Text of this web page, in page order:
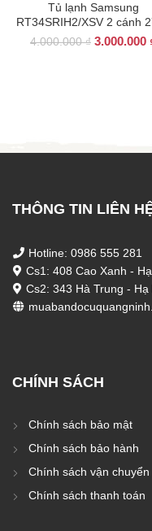
Tủ lạnh Samsung
RT34SRIH2/XSV 2 cánh
4.000.000₫ Giá
3.000.000
THÔNG TIN LIÊN
Hotline: 0986 555 281
Cs1: 408 Cao Xanh -
Cs2: 343 Hà Trung -
CHÍNH SÁCH
Chính sách bảo mật
Chính sách bảo hành
Chính sách vận chuyển
Chính sách thanh toán